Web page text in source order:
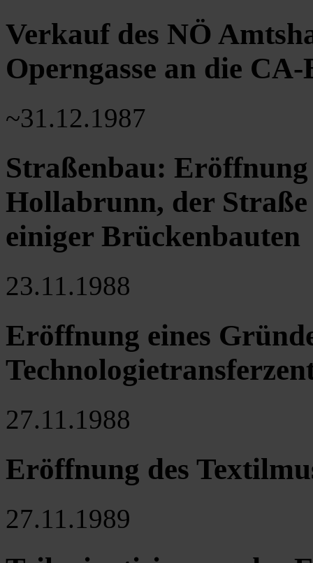
Verkauf des NÖ
Operngasse an die
~31.12.1987
Straßenbau:
Hollabrunn, der
einiger Brückenbauten
23.11.1988
Eröffnung eines
27.11.1988
Eröffnung des
27.11.1989